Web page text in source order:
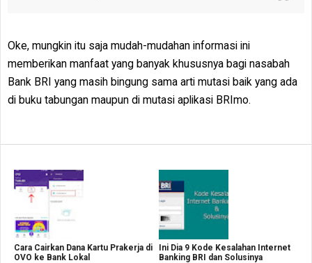
Oke, mungkin itu saja mudah-mudahan informasi ini
memberikan manfaat yang banyak khususnya bagi nasabah
Bank BRI yang masih bingung sama arti mutasi baik yang ada
di buku tabungan maupun di mutasi aplikasi BRImo.
Cara Cairkan Dana Kartu Prakerja di
OVO ke Bank Lokal
Ini Dia 9 Kode Kesalahan Internet
Banking BRI dan Solusinya